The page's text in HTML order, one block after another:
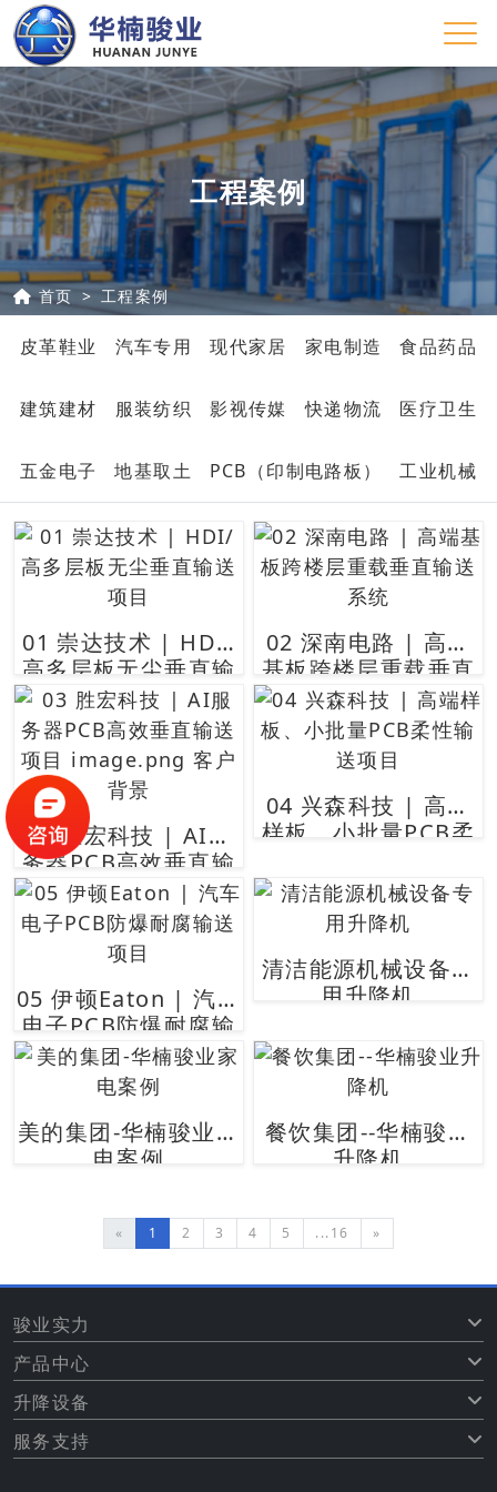
工程案例
首页 工程案例
皮革鞋业 汽车专用 现代家居 家电制造 食品药品
建筑建材 服装纺织 影视传媒 快递物流 医疗卫生
五金电子 地基取土 PCB（印制电路板） 工业机械
01 崇达技术 | HDI/
高多层板无尘垂直输
送项目
02 深南电路 | 高端
基板跨楼层重载垂直
输送系统
03 胜宏科技 | AI服
务器PCB高效垂直输
送项目 image.png​
客户背景
04 兴森科技 | 高端
样板、小批量PCB柔
05 伊顿Eaton | 汽车
电子PCB防爆耐腐输
送项目
清洁能源机械设备专
用升降机
美的集团-华楠骏业家
电案例
餐饮集团--华楠骏业
升降机
« 1 2 3 4 5 ...16 »
骏业实力
产品中心
升降设备
服务支持